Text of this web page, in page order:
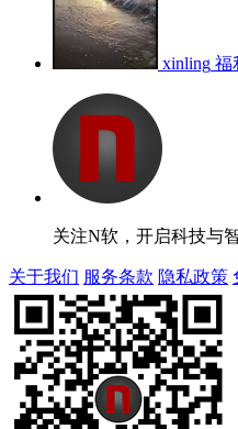
xinling 福
关注N软，开启科技与
关于我们 服务条款 隐私政策